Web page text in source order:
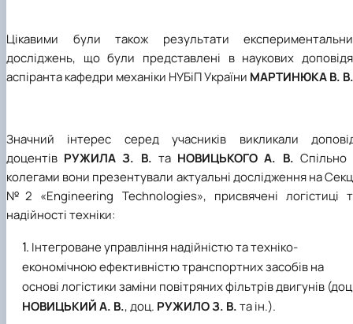
Цікавими були також результати
досліджень, що були представлені в наукових
аспіранта кафедри механіки НУБіП України МАРТИНЮКА В. В.
Значний інтерес серед учасників викликали
доцентів РУЖИЛА З. В. та НОВИЦЬКОГОА. В. Спільно
колегами вони презентували актуальні дослідження на
№2 «Engineering Technologies», присвячені логістиці
надійності техніки:
Інтегроване управління надійністю та техніко-
економічною ефективністю транспортних засобів на
основі логістики заміни повітряних фільтрів двигунів
НОВИЦЬКИЙ А. В., доц. РУЖИЛОЗ. В.та ін.).